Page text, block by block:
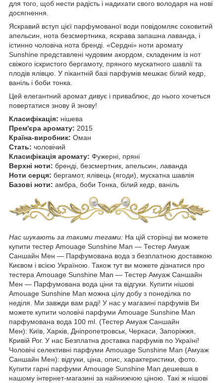
для того, щоб нести радість і надихати свого володаря на нові
досягнення.
Яскравий вступ цієї парфумованої води повідомляє соковитий
апельсин, нота безсмертника, яскрава запашна лаванда, і
істинно чоловіча нота бренді. «Сердні» ноти аромату
Sunshine представлені чудовим акордом, складеним із нот
свіжого іскристого бергамоту, пряного мускатного шавлії та
плодів ялівцю. У пікантній базі парфумів мешкає білий кедр,
ваніль і боби тонка.
Цей елегантний аромат дивує і приваблює, до нього хочеться
повертатися знову й знову!
Класифікація: нішева
Прем'єра аромату: 2015
Країна-виробник: Оман
Стать: чоловічий
Класифікація аромату: Фужерні, пряні
Верхні ноти: бренді, безсмертник, апельсин, лаванда
Ноти серця: бергамот, ялівець (ягоди), мускатна шавлія
Базові ноти: амбра, боби Тонка, білий кедр, ваніль
Нас шукають за такими тегами: На цій сторінці ви можете
купити тестер Amouage Sunshine Man ― Тестер Амуаж
Саншайн Мен — Парфумована вода з безплатною доставкою
Києвом і всією Україною. Також тут ви можете дізнатися про
тестера Amouage Sunshine Man ― Тестер Амуаж Саншайн
Мен — Парфумована вода ціни та відгуки. Купити нішові
Amouage Sunshine Man можна цілу добу з понеділка по
неділя. Ми завжди вам раді! У нас у магазині парфумів Ви
можете купити чоловічі парфуми Amouage Sunshine Man
парфумована вода 100 ml. (Тестер Амуаж Саншайн
Мен): Київ, Харків, Дніпропетровськ, Черкаси, Запоріжжя,
Кривій Рог. У нас Безплатна доставка парфумів по Україні!
Чоловічі селективні парфуми Amouage Sunshine Man (Амуаж
Саншайн Мен): відгуки, ціна, опис, характеристики, фото.
Купити гарні парфуми Amouage Sunshine Man дешевша в
нашому інтернет-магазині за найнижчою ціною. Такі ж нішові